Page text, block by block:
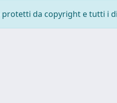
protetti da copyright e tutti i